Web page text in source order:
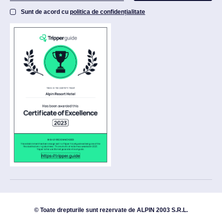
Sunt de acord cu politica de confidențialitate
© Toate drepturile sunt rezervate de ALPIN 2003 S.R.L.